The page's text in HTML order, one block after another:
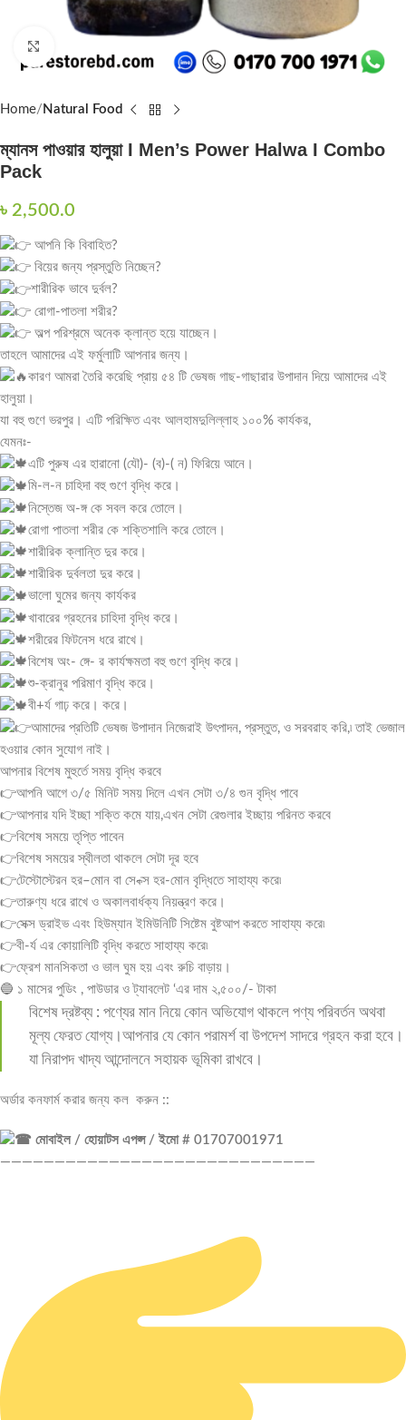
Home Natural Food
ম্যানস পাওয়ার হালুয়া I Men’s Power Halwa I Combo
Pack
৳ 2,500.0
আপনি কি বিবাহিত?
বিয়ের জন্য প্রস্তুতি নিচ্ছেন?
শারীরিক ভাবে দুর্বল?
রোগা-পাতলা শরীর?
অল্প পরিশ্রমে অনেক ক্লান্ত হয়ে যাচ্ছেন।
তাহলে আমাদের এই ফর্মুলাটি আপনার জন্য।
কারণ আমরা তৈরি করেছি প্রায় ৫৪ টি ভেষজ গাছ-গাছারার উপাদান দিয়ে আমাদের এই
হালুয়া।
যা বহু গুণে ভরপুর। এটি পরিক্ষিত এবং আলহামদুলিল্লাহ ১০০% কার্যকর,
যেমনঃ-
এটি পুরুষ এর হারানো (যৌ)- (ব)-( ন) ফিরিয়ে আনে।
মি-ল-ন চাহিদা বহু গুণে বৃদ্ধি করে।
নিস্তেজ অ-ঙ্গ কে সবল করে তোলে।
রোগা পাতলা শরীর কে শক্তিশালি করে তোলে।
শারীরিক ক্লান্তি দুর করে।
শারীরিক দুর্বলতা দুর করে।
ভালো ঘুমের জন্য কার্যকর
খাবারের গ্রহনের চাহিদা বৃদ্ধি করে।
শরীরের ফিটনেস ধরে রাখে।
বিশেষ অং- ঙ্গে- র কার্যক্ষমতা বহু গুণে বৃদ্ধি করে।
শু-ক্রানুর পরিমাণ বৃদ্ধি করে।
বী+র্য গাঢ় করে। করে।
আমাদের প্রতিটি ভেষজ উপাদান নিজেরাই উৎপাদন, প্রস্তুত, ও সরবরাহ করি,৷ তাই ভেজাল
হওয়ার কোন সুযোগ নাই।
আপনার বিশেষ মুহুর্তে সময় বৃদ্ধি করবে
👉আপনি আগে ৩/৫ মিনিট সময় দিলে এখন সেটা ৩/৪ গুন বৃদ্ধি পাবে
👉আপনার যদি ইচ্ছা শক্তি কমে যায়,এখন সেটা রেগুলার ইচ্ছায় পরিনত করবে
👉বিশেষ সময়ে তৃপ্তি পাবেন
👉বিশেষ সময়ের স্থীলতা থাকলে সেটা দূর হবে
👉টেস্টোস্টেরন হর–মোন বা সে-ক্স হর-মোন বৃদ্ধিতে সাহায্য করে৷
👉তারুণ্য ধরে রাখে ও অকালবার্ধক্য নিয়ন্ত্রণ করে।
👉সেক্স ড্রাইভ এবং হিউম্যান ইমিউনিটি সিষ্টেম বুষ্টআপ করতে সাহায্য করে৷
👉বী-র্য এর কোয়ালিটি বৃদ্ধি করতে সাহায্য করে৷
👉ফ্রেশ মানসিকতা ও ভাল ঘুম হয় এবং রুচি বাড়ায়।
🔵 ১ মাসের পুডিং , পাউডার ও ট্যাবলেট ‘এর দাম ২,৫০০/- টাকা
বিশেষ দ্রষ্টব্য : পণ্যের মান নিয়ে কোন অভিযোগ থাকলে পণ্য পরিবর্তন অথবা
মূল্য ফেরত যোগ্য।আপনার যে কোন পরামর্শ বা উপদেশ সাদরে গ্রহন করা হবে।
যা নিরাপদ খাদ্য আন্দোলনে সহায়ক ভূমিকা রাখবে।
অর্ডার কনফার্ম করার জন্য কল করুন ::
মোবাইল / হোয়াটস এপপ্স / ইমো # 01707001971
—————————————————————————————